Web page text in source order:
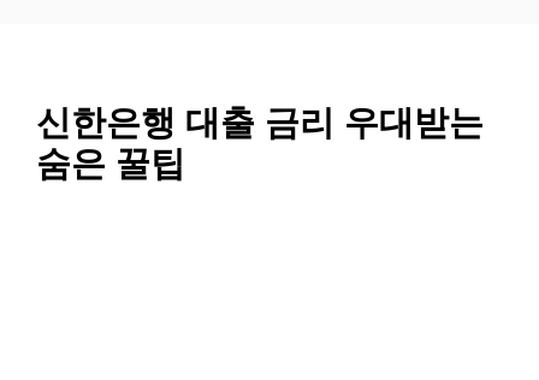
신한은행 대출 금리 우대받는
숨은 꿀팁